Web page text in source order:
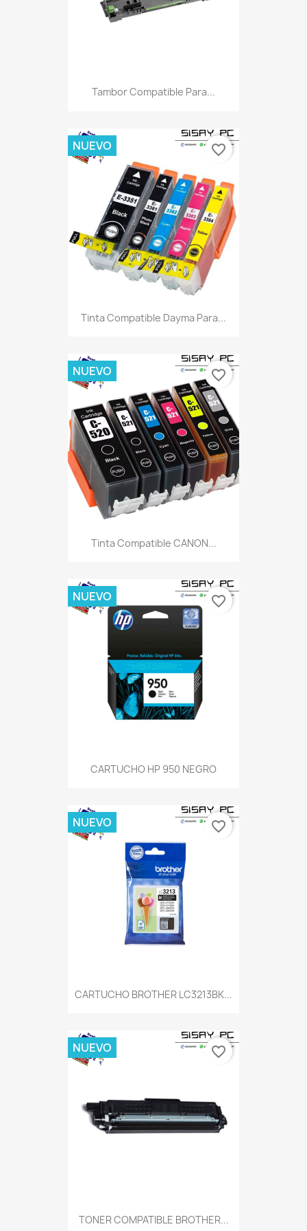
Tambor Compatible Para...
Tinta Compatible Dayma Para...
NUEVO favorite_border
Tinta Compatible CANON...
NUEVO favorite_border
CARTUCHO HP 950 NEGRO
NUEVO favorite_border
CARTUCHO BROTHER LC3213BK...
NUEVO favorite_border
TONER COMPATIBLE BROTHER...
NUEVO favorite_border